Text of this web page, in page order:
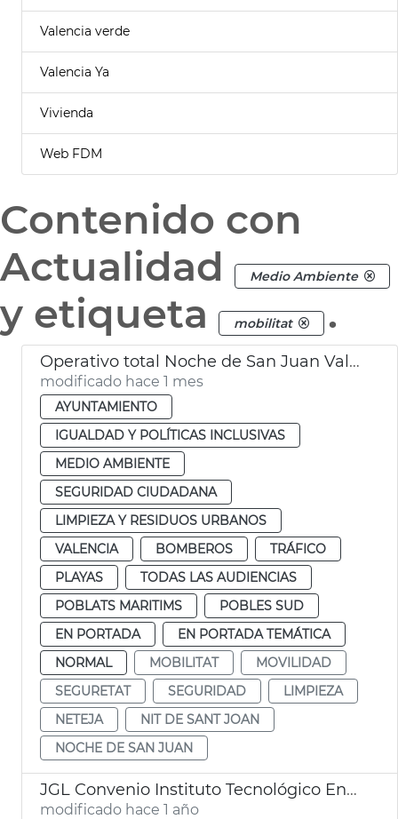
Valencia verde
Valencia Ya
Vivienda
Web FDM
Contenido con
Actualidad
Medio Ambiente
y etiqueta mobilitat .
Operativo total Noche de San Juan València. Movilidad, limpieza y seguridad
modificado hace 1 mes
AYUNTAMIENTO
IGUALDAD Y POLÍTICAS INCLUSIVAS
MEDIO AMBIENTE
SEGURIDAD CIUDADANA
LIMPIEZA Y RESIDUOS URBANOS
VALENCIA
BOMBEROS
TRÁFICO
PLAYAS
TODAS LAS AUDIENCIAS
POBLATS MARITIMS
POBLES SUD
EN PORTADA
EN PORTADA TEMÁTICA
NORMAL
MOBILITAT
MOVILIDAD
SEGURETAT
SEGURIDAD
LIMPIEZA
NETEJA
NIT DE SANT JOAN
NOCHE DE SAN JUAN
JGL Convenio Instituto Tecnológico Energía València
modificado hace 1 año